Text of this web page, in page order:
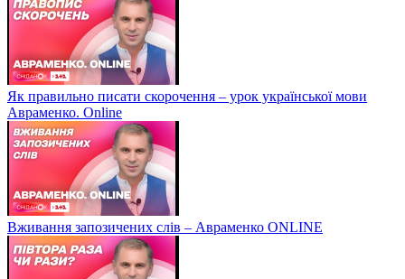
Як правильно писати скорочення – урок української мови
Авраменко. Online
Вживання запозичених слів – Авраменко ONLINE